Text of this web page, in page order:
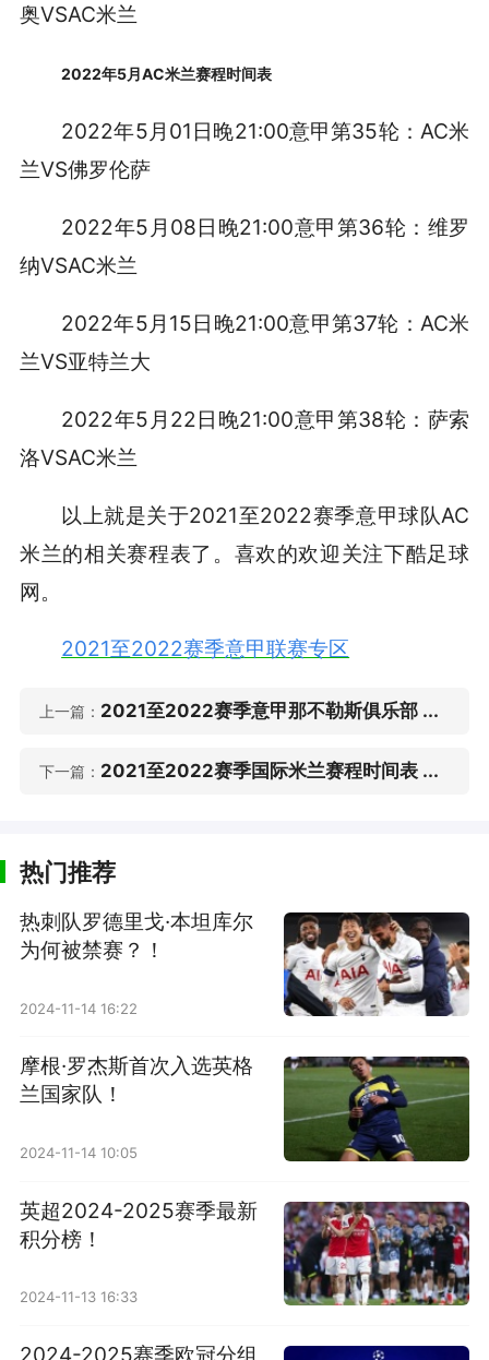
奥VSAC米兰
2022年5月AC米兰赛程时间表
2022年5月01日晚21:00意甲第35轮：AC米
兰VS佛罗伦萨
2022年5月08日晚21:00意甲第36轮：维罗
纳VSAC米兰
2022年5月15日晚21:00意甲第37轮：AC米
兰VS亚特兰大
2022年5月22日晚21:00意甲第38轮：萨索
洛VSAC米兰
以上就是关于2021至2022赛季意甲球队AC
米兰的相关赛程表了。喜欢的欢迎关注下酷足球
网。
2021至2022赛季意甲联赛专区
上一篇： 2021至2022赛季意甲那不勒斯俱乐部 ...
下一篇： 2021至2022赛季国际米兰赛程时间表 ...
热门推荐
热刺队罗德里戈·本坦库尔
为何被禁赛？！
2024-11-14 16:22
摩根·罗杰斯首次入选英格
兰国家队！
2024-11-14 10:05
英超2024-2025赛季最新
积分榜！
2024-11-13 16:33
2024-2025赛季欧冠分组